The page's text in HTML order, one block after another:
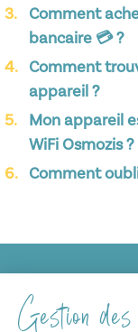
Comment
bancaire 💳 ?
Comment
appareil ?
Mon appareil
WiFi Osmozis ?
Comment
Gestion